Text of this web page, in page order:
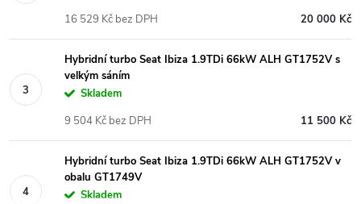
20 000 Kč
16 529 Kč bez DPH
Hybridní turbo Seat Ibiza 1.9TDi 66kW ALH GT1752V s
velkým sáním
Skladem
11 500 Kč
9 504 Kč bez DPH
Hybridní turbo Seat Ibiza 1.9TDi 66kW ALH GT1752V v
obalu GT1749V
Skladem